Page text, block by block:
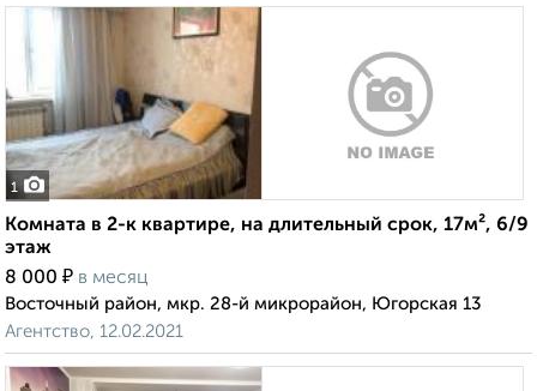
1
Комната в 2-к квартире, на длительный срок, 17м², 6/9
этаж
8 000 ₽ в месяц
Восточный район, мкр. 28-й микрорайон, Югорская 13
Агентство, 12.02.2021